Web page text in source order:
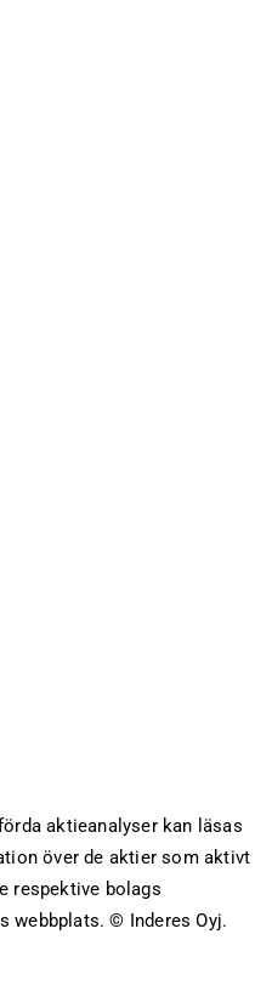
aktieanalyser kan läsas
över de aktier som aktivt
respektive bolags
webbplats. © Inderes Oyj.